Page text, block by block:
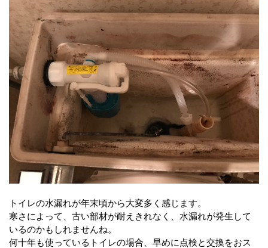
トイレの水漏れが年末頃から大変多く感じます。
寒さによって、古い部材が耐えきれなく、水漏れが発生して
いるのかもしれませんね。
何十年も使っているトイレの場合、早めに点検と交換をおス